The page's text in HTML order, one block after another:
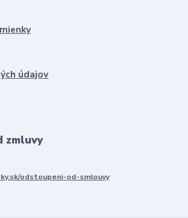
údajov
zmluvy
odstoupeni-od-smlouvy